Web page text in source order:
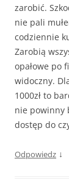
zarobić.
nie pali
codziennie
Zarobią
opałowe po
widoczny.
1000zł to
nie powinny
dostęp do
Odpowiedz ↓